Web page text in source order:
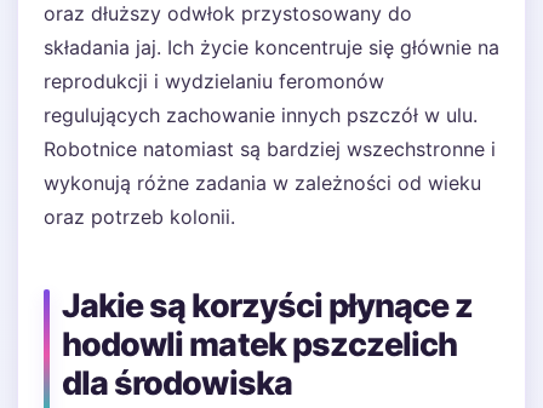
oraz dłuższy odwłok przystosowany do
składania jaj. Ich życie koncentruje się głównie na
reprodukcji i wydzielaniu feromonów
regulujących zachowanie innych pszczół w ulu.
Robotnice natomiast są bardziej wszechstronne i
wykonują różne zadania w zależności od wieku
oraz potrzeb kolonii.
Jakie są korzyści płynące z
hodowli matek pszczelich
dla środowiska